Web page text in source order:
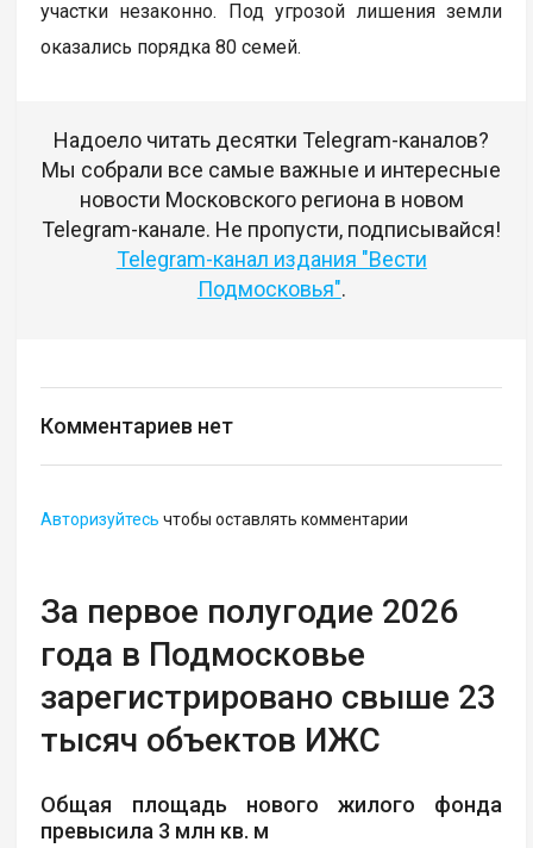
участки незаконно. Под угрозой лишения земли
оказались порядка 80 семей.
Надоело читать десятки Telegram-каналов?
Мы собрали все самые важные и интересные
новости Московского региона в новом
Telegram-канале. Не пропусти, подписывайся!
Telegram-канал издания "Вести
Подмосковья".
Комментариев нет
Авторизуйтесь чтобы оставлять комментарии
За первое полугодие 2026
года в Подмосковье
зарегистрировано свыше 23
тысяч объектов ИЖС
Общая площадь нового жилого фонда
превысила 3 млн кв. м